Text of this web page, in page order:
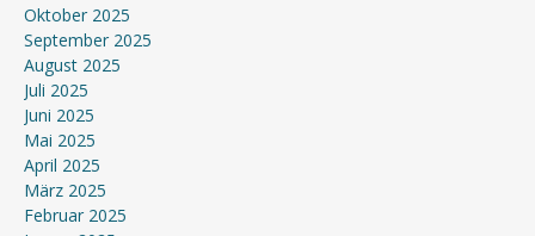
Oktober 2025
September 2025
August 2025
Juli 2025
Juni 2025
Mai 2025
April 2025
März 2025
Februar 2025